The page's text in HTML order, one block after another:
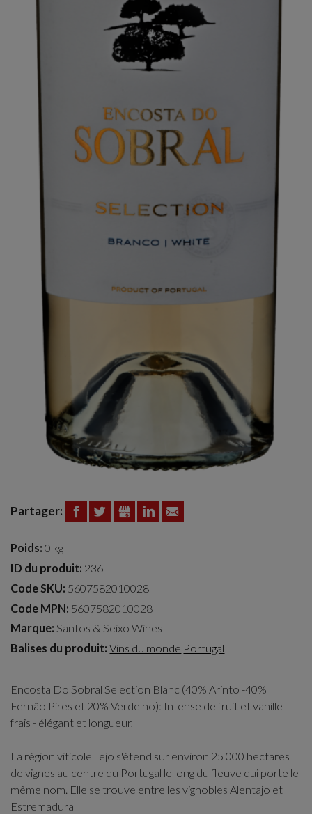
Partager: FACEBOOKTWITTERGOOGLE+LINKEDIN
Poids: 0 kg
ID du produit: 236
Code SKU: 5607582010028
Code MPN: 5607582010028
Marque: Santos & Seixo Wines
Balises du produit: Vins du monde Portugal
Encosta Do Sobral Selection Blanc (40% Arinto -40%
Fernão Pires et 20% Verdelho): Intense de fruit et vanille -
frais - élégant et longueur,
La région viticole Tejo s'étend sur environ 25 000 hectares
de vignes au centre du Portugal le long du fleuve qui porte le
même nom. Elle se trouve entre les vignobles Alentajo et
Estremadura